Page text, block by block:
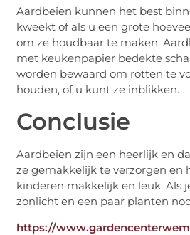
Aardbeien kunnen het best
kweekt of als u een grote
om ze houdbaar te maken.
met keukenpapier bedekte
worden bewaard om rotten te
houden, of u kunt ze inblikken.
Conclusie
Aardbeien zijn een heerlijk en
ze gemakkelijk te verzorgen en
kinderen makkelijk en leuk. Als
zonlicht en een paar planten
https://